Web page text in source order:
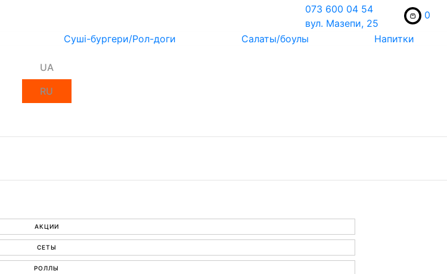
073 600 04 54
вул. Мазепи, 25
0
Суші-бургери/Рол-доги Салаты/боулы Напитки
UA
RU
АКЦИИ
СЕТЫ
РОЛЛЫ